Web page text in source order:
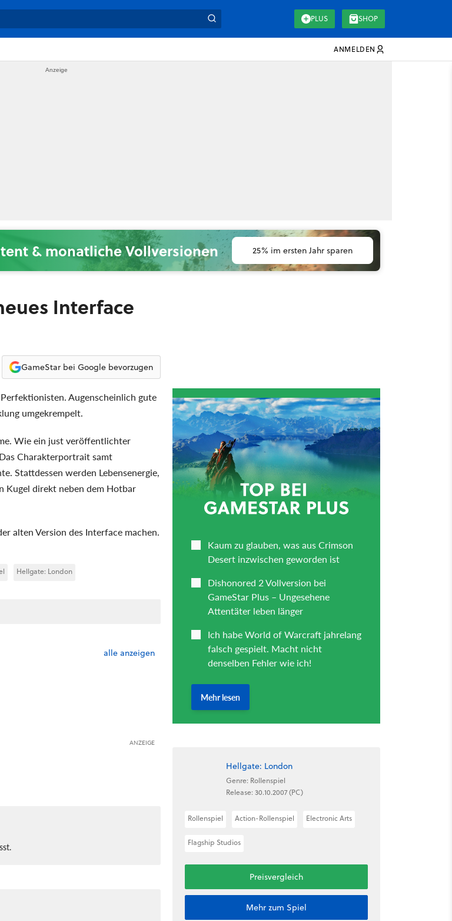
PLUS SHOP
ANMELDEN
& monatliche Vollversionen 25% im ersten Jahr sparen
Interface
GameStar bei Google bevorzugen
Augenscheinlich gute
umgekrempelt.
Wie ein just veröffentlichter
Charakterportrait samt
Stattdessen werden Lebensenergie,
Kugel direkt neben dem Hotbar
alten Version des Interface machen.
Hellgate: London
alle anzeigen
ANZEIGE
Hellgate: London
Genre: Rollenspiel
Release: 30.10.2007 (PC)
Rollenspiel Action-Rollenspiel Electronic Arts
Flagship Studios
Preisvergleich
Mehr zum Spiel